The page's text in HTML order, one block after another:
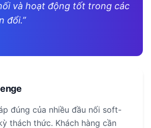
và hoạt động tốt trong các
đổi.”
đúng của nhiều đầu nối soft-
thách thức. Khách hàng cần